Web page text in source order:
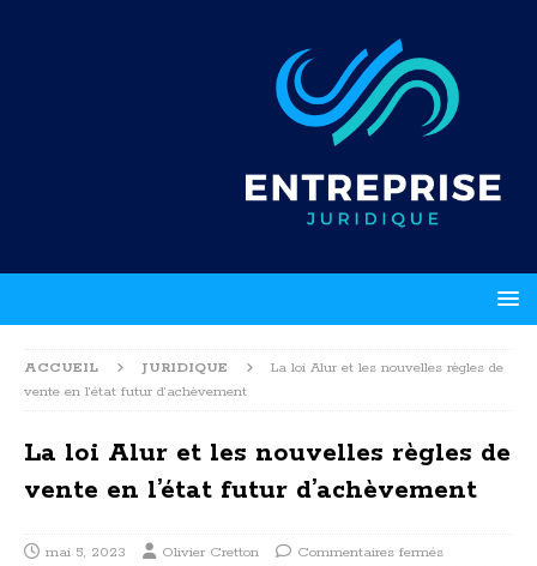
ACCUEIL JURIDIQUE
La loi Alur et les nouvelles règles de
vente en l’état futur d’achèvement
La loi Alur et les nouvelles règles de
vente en l’état futur d’achèvement
mai 5, 2023 Olivier Cretton Commentaires fermés